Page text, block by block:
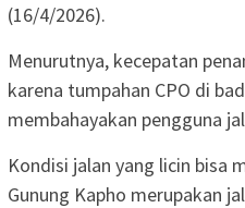
(16/4/2026).
Menurutnya, kecepatan
karena tumpahan CPO di
membahayakan pengguna
Kondisi jalan yang licin bisa
Gunung Kapho merupakan